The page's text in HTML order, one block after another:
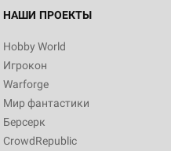
НАШИ ПРОЕКТЫ
Hobby World
Игрокон
Warforge
Мир фантастики
Берсерк
CrowdRepublic